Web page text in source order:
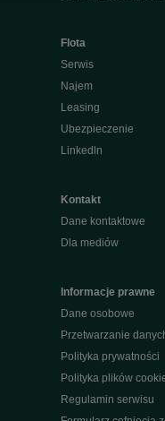
Flota
Serwis
Najem
Leasing
Ubezpieczenie
Linkedln
Kontakt
Dane kontaktowe
Dla mediów
Informacje prawne
Dane osobowe
Przetwarzanie
Polityka prywatności
Polityka plików
Regulamin serwisu